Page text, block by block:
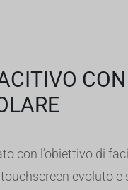
con l’obiettivo di
touchscreen evoluto